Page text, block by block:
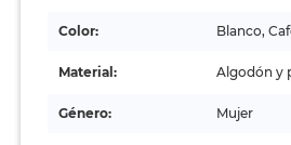
Color: Blanco,
Material: Algodón y
Género: Mujer